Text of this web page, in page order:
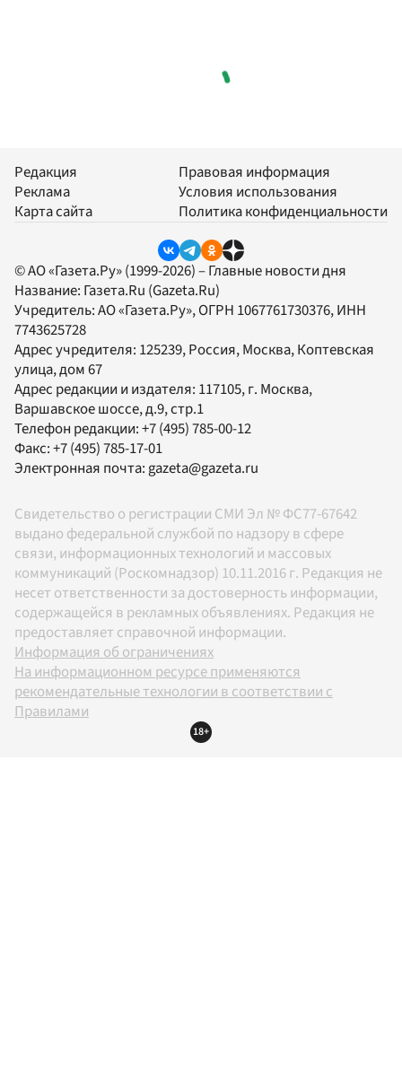
Редакция
Реклама
Карта сайта
Правовая информация
Условия использования
Политика конфиденциальности
© АО «Газета.Ру» (1999-2026) – Главные новости дня
Название: Газета.Ru (Gazeta.Ru)
Учредитель:АО «Газета.Ру», ОГРН 1067761730376, ИНН
7743625728
Адрес учредителя: 125239, Россия, Москва, Коптевская
улица, дом 67
Адрес редакции и издателя: 117105, г. Москва,
Варшавское шоссе, д.9, стр.1
Телефон редакции:+7 (495) 785-00-12
Факс:+7 (495) 785-17-01
Электронная почта:gazeta@gazeta.ru
Свидетельство о регистрации СМИ Эл № ФС77-67642
выдано федеральной службой по надзору в сфере
связи, информационных технологий и массовых
коммуникаций (Роскомнадзор) 10.11.2016 г. Редакция не
несет ответственности за достоверность информации,
содержащейся в рекламных объявлениях. Редакция не
предоставляет справочной информации.
Информация об ограничениях
На информационном ресурсе применяются
рекомендательные технологии в соответствии с
Правилами
18+